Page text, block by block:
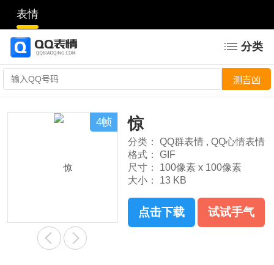
表情
分类
4帧 惊
分类： QQ群表情 , QQ心情表情
格式：
GIF
尺寸：
100像素 x 100像素
大小：
13 KB
点击下载 试试手气